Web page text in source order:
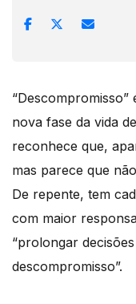
nova fase da vida
reconhece que,
mas parece que
De repente, tem
com maior
“prolongar
descompromisso”.